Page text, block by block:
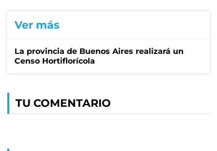
Ver más
La provincia de Buenos Aires realizará un
Censo Hortiflorícola
TU COMENTARIO